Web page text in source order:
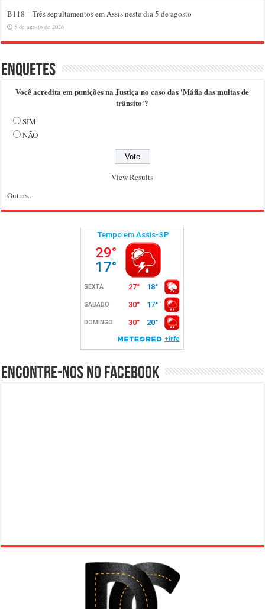
B118 – Três sepultamentos em Assis neste dia 5 de agosto
5 de agosto de 2026
Enquetes
Você acredita em punições na Justiça no caso das 'Máfia das multas de
trânsito'?
SIM
NÃO
View Results
Outras..
Encontre-nos no Facebook